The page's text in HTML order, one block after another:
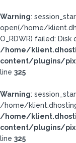
Warning:
open(/home/
O_RDWR) failed:
/home/
content/plugins/
line 325
Warning:
/home/
/home/
content/plugins/
line 325